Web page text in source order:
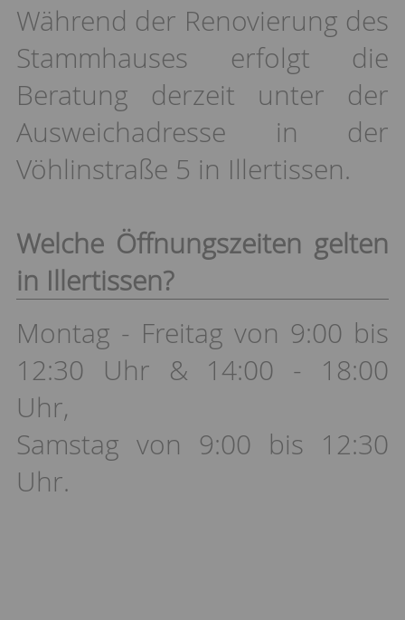
Während der Renovierung des
Stammhauses erfolgt die
Beratung derzeit unter der
Ausweichadresse in der
Vöhlinstraße 5 in Illertissen.
Welche Öffnungszeiten gelten
in Illertissen?
Montag - Freitag von 9:00 bis
12:30 Uhr & 14:00 - 18:00
Uhr,
Samstag von 9:00 bis 12:30
Uhr.